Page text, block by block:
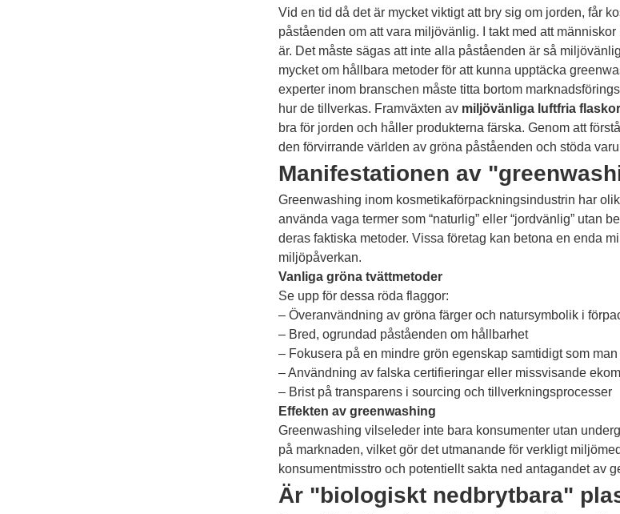
Vid en tid då det är mycket viktigt att bry sig om jorden, får
påståenden om att vara miljövänlig. I takt med att
är. Det måste sägas att inte alla påståenden är så
mycket om hållbara metoder för att kunna upptäcka
experter inom branschen måste titta bortom
hur de tillverkas. Framväxten av miljövänliga luftfria flaskor
bra för jorden och håller produkterna färska. Genom att
den förvirrande världen av gröna påståenden och stöda
Manifestationen av
Greenwashing inom kosmetikaförpackningsindustrin har
använda vaga termer som “naturlig” eller “jordvänlig” utan
deras faktiska metoder. Vissa företag kan betona en enda
miljöpåverkan.
Vanliga gröna tvättmetoder
Se upp för dessa röda flaggor:
– Överanvändning av gröna färger och natursymbolik i
– Bred, ogrundad påståenden om hållbarhet
– Fokusera på en mindre grön egenskap samtidigt som
– Användning av falska certifieringar eller missvisande
– Brist på transparens i sourcing och tillverkningsprocesser
Effekten av greenwashing
Greenwashing vilseleder inte bara konsumenter utan
på marknaden, vilket gör det utmanande för verkligt
konsumentmisstro och potentiellt sakta ned antagandet av
Är "biologiskt nedbrytbara"